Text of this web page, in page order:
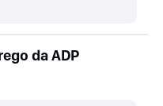
da ADP